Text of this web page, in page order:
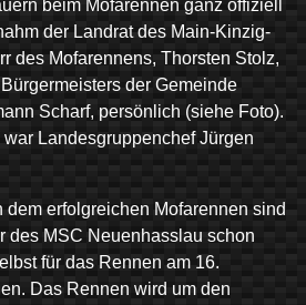
beim Mofarennen ganz offiziell
der Landrat des Main-Kinzig-
des Mofarennens, Thorsten Stolz,
der Gemeinde
Scharf, persönlich (siehe Foto).
Landesgruppenchef Jürgen
dem erfolgreichen Mofarennen sind
des MSC Neuenhasslau schon
für das Rennen am 16.
Das Rennen wird um den